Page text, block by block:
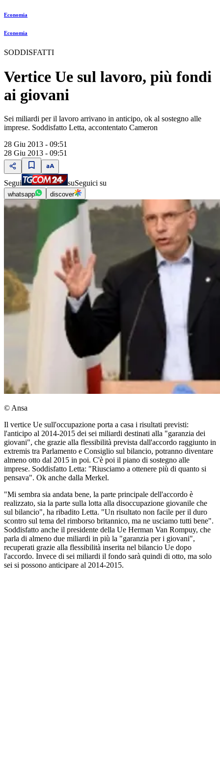
Economia
Economia
SODDISFATTI
Vertice Ue sul lavoro, più fondi
ai giovani
Sei miliardi per il lavoro arrivano in anticipo, ok al sostegno alle
imprese. Soddisfatto Letta, accontentato Cameron
28 Giu 2013 - 09:51
28 Giu 2013 - 09:51
Segui suSeguici su
whatsapp discover
© Ansa
Il vertice Ue sull'occupazione porta a casa i risultati previsti:
l'anticipo al 2014-2015 dei sei miliardi destinati alla "garanzia dei
giovani", che grazie alla flessibilità prevista dall'accordo raggiunto in
extremis tra Parlamento e Consiglio sul bilancio, potranno diventare
almeno otto dal 2015 in poi. C'è poi il piano di sostegno alle
imprese. Soddisfatto Letta: "Riusciamo a ottenere più di quanto si
pensava". Ok anche dalla Merkel.
"Mi sembra sia andata bene, la parte principale dell'accordo è
realizzato, sia la parte sulla lotta alla disoccupazione giovanile che
sul bilancio", ha ribadito Letta. "Un risultato non facile per il duro
scontro sul tema del rimborso britannico, ma ne usciamo tutti bene".
Soddisfatto anche il presidente della Ue Herman Van Rompuy, che
parla di almeno due miliardi in più la "garanzia per i giovani",
recuperati grazie alla flessibilità inserita nel bilancio Ue dopo
l'accordo. Invece di sei miliardi il fondo sarà quindi di otto, ma solo
sei si possono anticipare al 2014-2015.